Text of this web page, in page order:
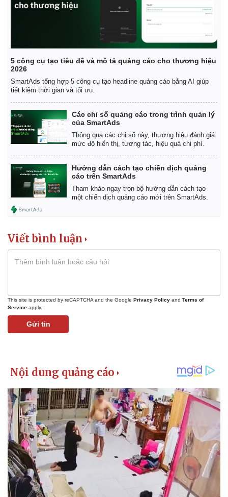
Pháp luật
Vụ án
Tin nóng
Tư vấn luật
Quân sự - Quốc phòng
Vũ khí
Việt Nam
5 công cụ tạo tiêu đề và mô tả quảng cáo cho thương hiệu
2026
SmartAds tổng hợp 5 công cụ tạo headline quảng cáo bằng AI giúp
tiết kiệm thời gian và tối ưu.
Các chỉ số quảng cáo trong trình quản lý
của SmartAds
Thông qua các chỉ số này, thương hiệu đánh giá
mức độ hiển thị, tương tác, hiệu quả chi phí.
Hướng dẫn cách tạo chiến dịch quảng
cáo trên SmartAds
Tham khảo ngay trọn bộ hướng dẫn cách tạo
một chiến dịch quảng cáo mới trên SmartAds.
Viết bình luận
This site is protected by reCAPTCHA and the Google Privacy Policy and Terms of
Service apply.
Gửi tin